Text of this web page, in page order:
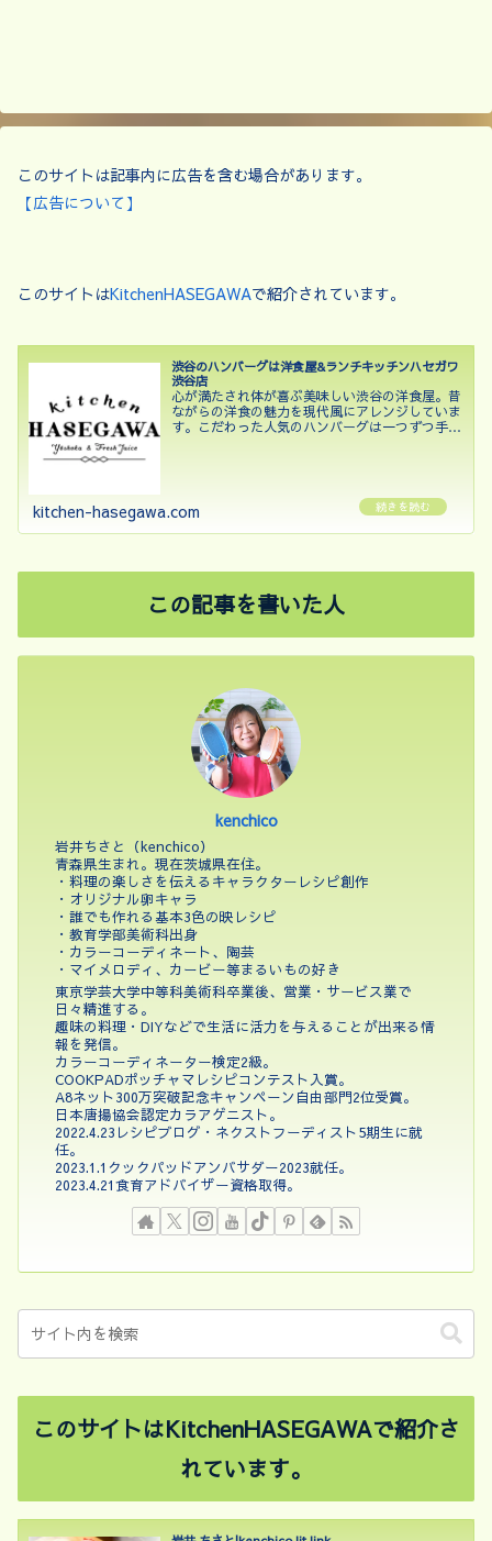
このサイトは記事内に広告を含む場合があります。
【広告について】
このサイトはKitchenHASEGAWAで紹介されています。
渋谷のハンバーグは洋食屋&ランチキッチンハセガワ
渋谷店
心が満たされ体が喜ぶ美味しい渋谷の洋食屋。昔
ながらの洋食の魅力を現代風にアレンジしていま
す。こだわった人気のハンバーグは一つずつ手作
kitchen-hasegawa.com
この記事を書いた人
kenchico
岩井ちさと（kenchico）
青森県生まれ。現在茨城県在住。
・料理の楽しさを伝えるキャラクターレシピ創作
・オリジナル卵キャラ
・誰でも作れる基本3色の映レシピ
・教育学部美術科出身
・カラーコーディネート、陶芸
・マイメロディ、カービー等まるいもの好き
東京学芸大学中等科美術科卒業後、営業・サービス業で
日々精進する。
趣味の料理・DIYなどで生活に活力を与えることが出来る情
報を発信。
カラーコーディネーター検定2級。
COOKPADポッチャマレシピコンテスト入賞。
A8ネット300万突破記念キャンペーン自由部門2位受賞。
日本唐揚協会認定カラアゲニスト。
2022.4.23レシピブログ・ネクストフーディスト5期生に就
任。
2023.1.1クックパッドアンバサダー2023就任。
2023.4.21食育アドバイザー資格取得。
このサイトはKitchenHASEGAWAで紹介さ
れています。